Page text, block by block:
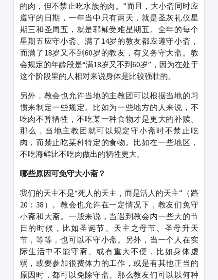
的肉，但不禁止吃水族的肉。”而且，大小斋同时应
遵守的日期，一年当中只有两天，就是圣灰礼仪星
期三和圣周五，就是耶稣受难星期五。全年的每个
星期五应守小斋。满了14岁的教友都应遵守小斋，
而满了18岁又不到60岁的教友，有义务守大斋。教
会规定的年龄段是“满18岁又不到60岁”，因为在处于
这个阶段里的人相对来说身体是比较强壮的。
另外，教会也允许当地的主教团可以根据当地的习
惯来制定一些规定。比如为一些地方的人来说，不
吃肉不算牺牲，不吃某一种食物才是更大的补赎。
那么，当地主教团就可以规定守小斋时不禁止吃
肉，而禁止吃某种特定的食物。比如在一些地区，
不吃海鲜比不吃肉做出的牺牲更大。
哪些原因可免守大小斋？
我们的天主不是“死人的天主，而是活人的天主”（路
20：38）。教会也允许在一定情况下，教友们免守
小斋和大斋。一般来说，当遇到教会内一些大的节
日的时候，比如圣诞节、天主之母节、圣母升天
节，等等，也可以不守小斋。另外，当一个人在实
际生活中不能守斋、或有重大不便，比如身体虚
弱，或要参加很费体力的工作，或是有其他正当的
原因时，都可以免除守斋。那么教友们可以以何种